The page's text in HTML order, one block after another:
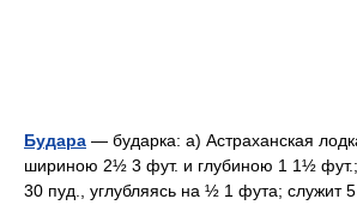
Будара — бударка: а) Астраханская
шириною 2½ 3 фут. и глубиною 1 1½ фут.;
30 пуд., углубляясь на ½ 1 фута; служит